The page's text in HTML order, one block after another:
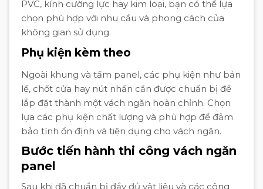
PVC, kính cường lực hay kim loại, bạn có thể lựa
chọn phù hợp với nhu cầu và phong cách của
không gian sử dụng.
Phụ kiện kèm theo
Ngoài khung và tấm panel, các phụ kiện như bản
lề, chốt cửa hay nút nhấn cần được chuẩn bị để
lắp đặt thành một vách ngăn hoàn chỉnh. Chọn
lựa các phụ kiện chất lượng và phù hợp để đảm
bảo tính ổn định và tiện dụng cho vách ngăn.
Bước tiến hành thi công vách ngăn
panel
Sau khi đã chuẩn bị đầy đủ vật liệu và các công